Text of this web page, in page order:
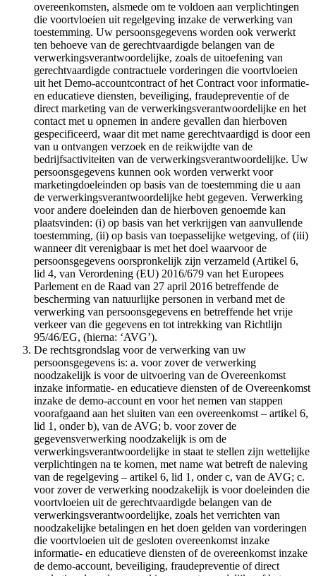
overeenkomsten, alsmede om te voldoen aan verplichtingen
die voortvloeien uit regelgeving inzake de verwerking van
toestemming. Uw persoonsgegevens worden ook verwerkt
ten behoeve van de gerechtvaardigde belangen van de
verwerkingsverantwoordelijke, zoals de uitoefening van
gerechtvaardigde contractuele vorderingen die voortvloeien
uit het Demo-accountcontract of het Contract voor informatie-
en educatieve diensten, beveiliging, fraudepreventie of de
direct marketing van de verwerkingsverantwoordelijke en het
contact met u opnemen in andere gevallen dan hierboven
gespecificeerd, waar dit met name gerechtvaardigd is door een
van u ontvangen verzoek en de reikwijdte van de
bedrijfsactiviteiten van de verwerkingsverantwoordelijke. Uw
persoonsgegevens kunnen ook worden verwerkt voor
marketingdoeleinden op basis van de toestemming die u aan
de verwerkingsverantwoordelijke hebt gegeven. Verwerking
voor andere doeleinden dan de hierboven genoemde kan
plaatsvinden: (i) op basis van het verkrijgen van aanvullende
toestemming, (ii) op basis van toepasselijke wetgeving, of (iii)
wanneer dit verenigbaar is met het doel waarvoor de
persoonsgegevens oorspronkelijk zijn verzameld (Artikel 6,
lid 4, van Verordening (EU) 2016/679 van het Europees
Parlement en de Raad van 27 april 2016 betreffende de
bescherming van natuurlijke personen in verband met de
verwerking van persoonsgegevens en betreffende het vrije
verkeer van die gegevens en tot intrekking van Richtlijn
95/46/EG, (hierna: ‘AVG’).
De rechtsgrondslag voor de verwerking van uw
persoonsgegevens is: a. voor zover de verwerking
noodzakelijk is voor de uitvoering van de Overeenkomst
inzake informatie- en educatieve diensten of de Overeenkomst
inzake de demo-account en voor het nemen van stappen
voorafgaand aan het sluiten van een overeenkomst – artikel 6,
lid 1, onder b), van de AVG; b. voor zover de
gegevensverwerking noodzakelijk is om de
verwerkingsverantwoordelijke in staat te stellen zijn wettelijke
verplichtingen na te komen, met name wat betreft de naleving
van de regelgeving – artikel 6, lid 1, onder c, van de AVG; c.
voor zover de verwerking noodzakelijk is voor doeleinden die
voortvloeien uit de gerechtvaardigde belangen van de
verwerkingsverantwoordelijke, zoals het verrichten van
noodzakelijke betalingen en het doen gelden van vorderingen
die voortvloeien uit de gesloten overeenkomst inzake
informatie- en educatieve diensten of de overeenkomst inzake
de demo-account, beveiliging, fraudepreventie of direct